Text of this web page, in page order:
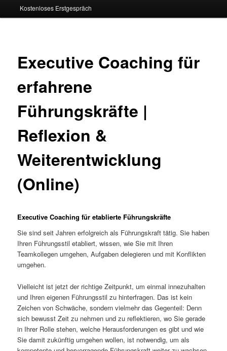
Kostenloses Erstgespräch
Executive Coaching für
erfahrene
Führungskräfte |
Reflexion &
Weiterentwicklung
(Online)
Executive Coaching für etablierte Führungskräfte
Sie sind seit Jahren erfolgreich als Führungskraft tätig. Sie haben
Ihren Führungsstil etabliert, wissen, wie Sie mit Ihren
Teamkollegen umgehen, Aufgaben delegieren und mit Konflikten
umgehen.
Vielleicht ist jetzt der richtige Zeitpunkt, um einmal innezuhalten
und Ihren eigenen Führungsstil zu hinterfragen. Das ist kein
Zeichen von Schwäche, sondern vielmehr das Gegenteil: Denn
sich bewusst Zeit zu nehmen und zu reflektieren, wo Sie gerade
in Ihrer Rolle stehen, welche Herausforderungen es gibt und wie
Sie damit zukünftig umgehen wollen, ist notwendig, um als